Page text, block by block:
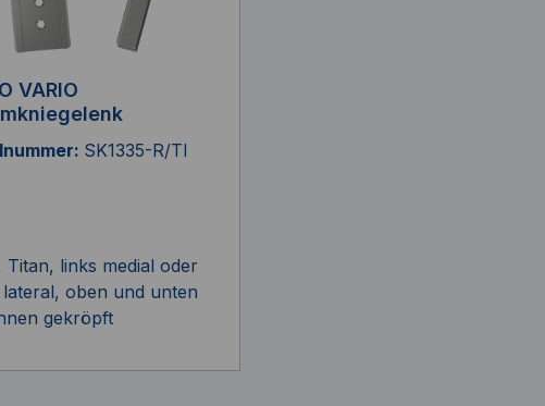
VARIO
SK1335-R/TI
Titan, links medial oder
oben und unten
gekröpft